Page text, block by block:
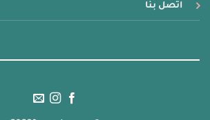
اتصل بنا